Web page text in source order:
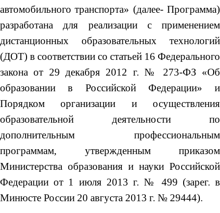
автомобильного транспорта» (далее- Программа)
разработана для реализации с применением
дистанционных образовательных технологий
(ДОТ) в соответствии со статьей 16 Федерального
закона от 29 декабря 2012 г. № 273-ФЗ «Об
образовании в Российской Федерации» и
Порядком организации и осуществления
образовательной деятельности по
дополнительным профессиональным
программам, утвержденным приказом
Министерства образования и науки Российской
Федерации от 1 июля 2013 г. № 499 (зарег. в
Минюсте России 20 августа 2013 г. № 29444).